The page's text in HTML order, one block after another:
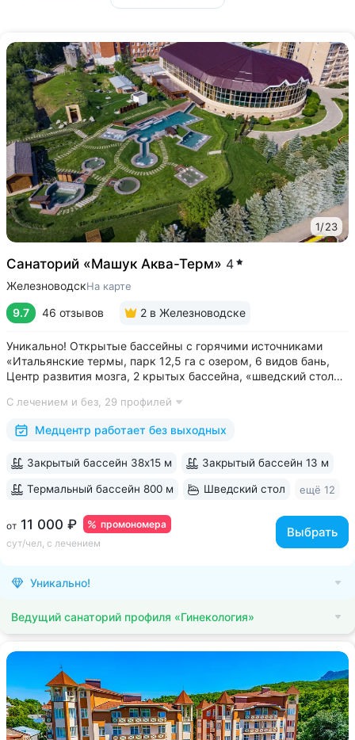
1/23
Санаторий «Машук Аква-Терм» 4
ЖелезноводскНа карте
9.7 46 отзывов 2 в Железноводске
Уникально! Открытые бассейны с горячими источниками
«Итальянские термы, парк 12,5 га с озером, 6 видов бань,
Центр развития мозга, 2 крытых бассейна, «шведский стол»
большой спа-комплекс, вода «Легенда Кавказа» •
Расположен в уединенном...
С лечением и без, 29 профилей
Медцентр работает без выходных
промономера
от 11 000 ₽
сут/чел, с лечением
Выбрать
Закрытый бассейн 38х15 м Закрытый бассейн 13 м
Термальный бассейн 800 м Шведский стол ещё 12
Уникально!
Ведущий санаторий профиля «Гинекология»